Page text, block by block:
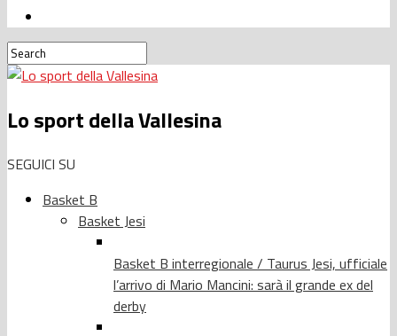
Lo sport della Vallesina
SEGUICI SU
Basket B
Basket Jesi
Basket B interregionale / Taurus Jesi, ufficiale
l’arrivo di Mario Mancini: sarà il grande ex del
derby